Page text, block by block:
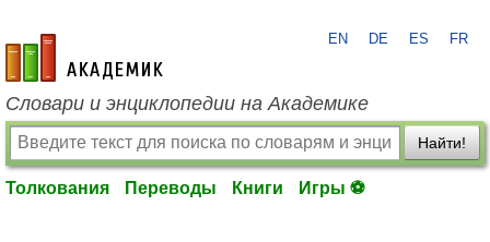
academic.ru
EN DE ES FR
Словари и энциклопедии на Академике
Найти!
Толкования Переводы Книги Игры ⚽